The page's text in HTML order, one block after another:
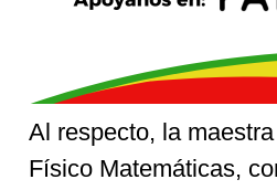
Al respecto, la
Físico Matemáticas,